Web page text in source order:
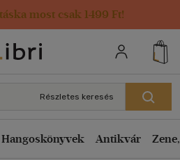
most csak 1499 Ft!
adatai
Részletes keresés
Hangoskönyvek Antikvár